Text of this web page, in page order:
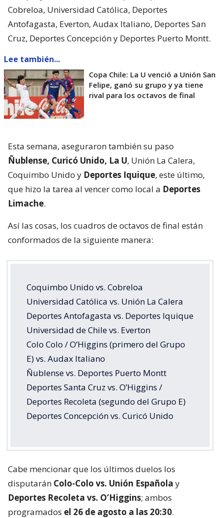
Cobreloa, Universidad Católica, Deportes
Antofagasta, Everton, Audax Italiano, Deportes San
Cruz, Deportes Concepción y Deportes Puerto Montt.
Lee también...
Copa Chile: La U venció a Unión San
Felipe, ganó su grupo y ya tiene
rival para los octavos de final
Esta semana, aseguraron también su paso
Ñublense, Curicó Unido, La U, Unión La Calera,
Coquimbo Unido y Deportes Iquique, este último,
que hizo la tarea al vencer como local a Deportes
Limache.
Así las cosas, los cuadros de octavos de final están
conformados de la siguiente manera:
Coquimbo Unido vs. Cobreloa
Universidad Católica vs. Unión La Calera
Deportes Antofagasta vs. Deportes Iquique
Universidad de Chile vs. Everton
Colo Colo / O’Higgins (primero del Grupo
E) vs. Audax Italiano
Ñublense vs. Deportes Puerto Montt
Deportes Santa Cruz vs. O’Higgins /
Deportes Recoleta (segundo del Grupo E)
Deportes Concepción vs. Curicó Unido
Cabe mencionar que los últimos duelos los
disputarán Colo-Colo vs. Unión Española y
Deportes Recoleta vs. O’Higgins; ambos
programados el 26 de agosto a las 20:30.